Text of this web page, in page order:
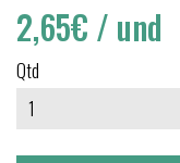
2,65€ / und
Qtd